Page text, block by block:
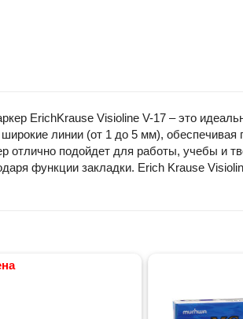
ErichKrause Visioline V-17 – это
линии (от 1 до 5 мм), обеспечивая
отлично подойдет для работы, учебы и
функции закладки. Erich Krause